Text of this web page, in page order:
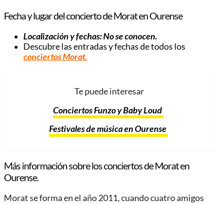
Fecha y lugar del concierto de Morat en Ourense
Localización y fechas: No se conocen.
Descubre las entradas y fechas de todos los
conciertos Morat.
Te puede interesar
Conciertos Funzo y Baby Loud
Festivales de música en Ourense
Más información sobre los conciertos de Morat en
Ourense.
Morat se forma en el año 2011, cuando cuatro amigos